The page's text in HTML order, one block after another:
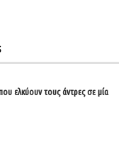
ελκύουν τους άντρες σε μία